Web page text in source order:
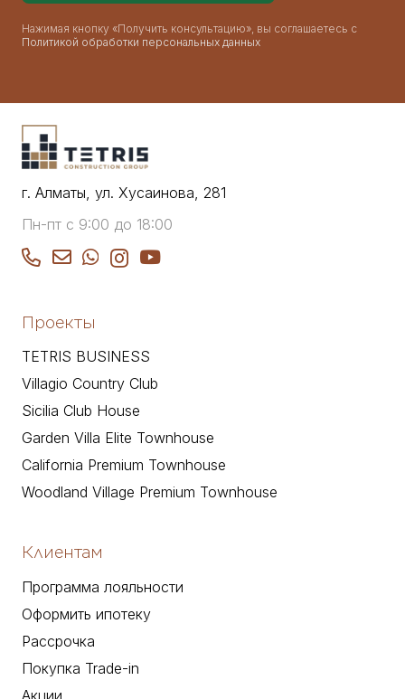
Нажимая кнопку «Получить консультацию», вы соглашаетесь с
Политикой обработки персональных данных
г. Алматы, ул. Хусаинова, 281
Пн-пт с 9:00 до 18:00
Проекты
TETRIS BUSINESS
Villagio Country Club
Sicilia Club House
Garden Villa Elite Townhouse
California Premium Townhouse
Woodland Village Premium Townhouse
Клиентам
Программа лояльности
Оформить ипотеку
Рассрочка
Покупка Trade-in
Акции